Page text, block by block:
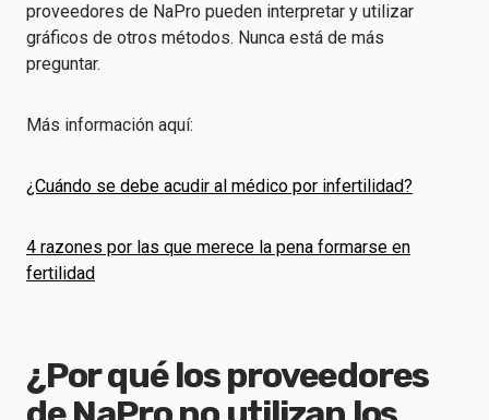
proveedores de NaPro pueden interpretar y utilizar
gráficos de otros métodos. Nunca está de más
preguntar.
Más información aquí:
¿Cuándo se debe acudir al médico por infertilidad?
4 razones por las que merece la pena formarse en
fertilidad
¿Por qué los proveedores